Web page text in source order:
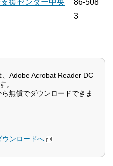
援センター中央
86-508
3
Adobe Acrobat Reader DC
。
無償でダウンロードできま
ンロードへ